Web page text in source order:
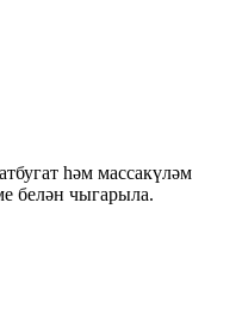
һәм массакүләм
белән чыгарыла.